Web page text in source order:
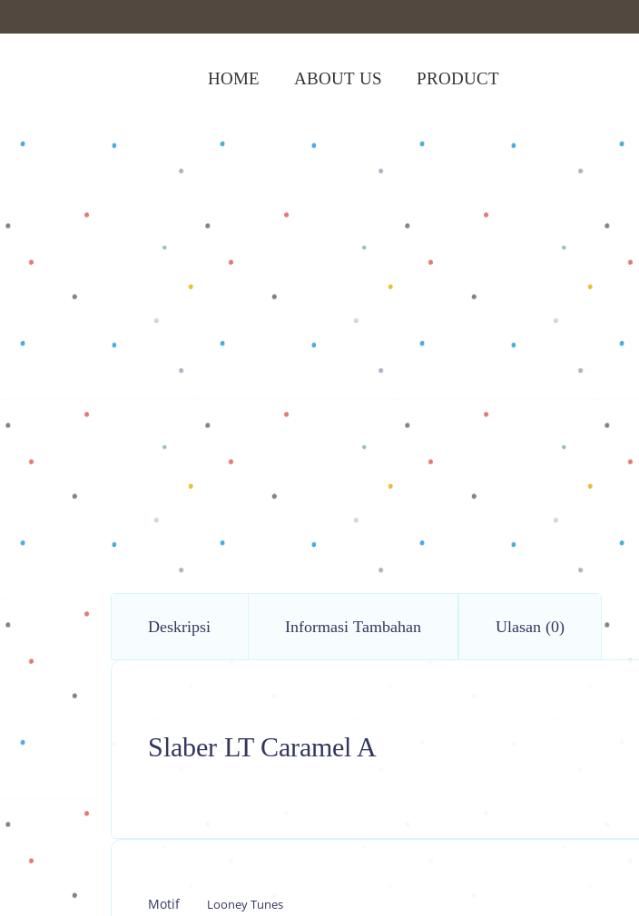
HOME ABOUT US PRODUCT
Shop> Slaber/bib> Slaber LT Caramel A
Deskripsi Informasi Tambahan Ulasan (0)
Slaber LT Caramel A
Motif Looney Tunes